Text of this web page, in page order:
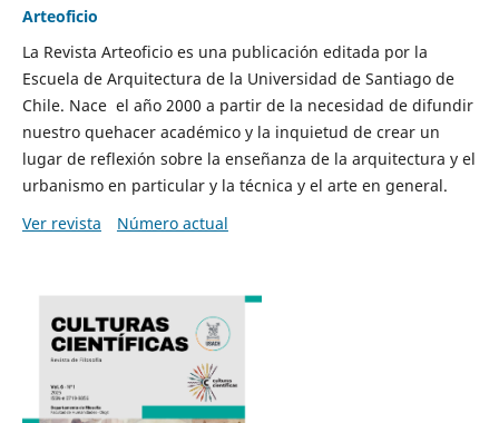
Arteoficio
La Revista Arteoficio es una publicación editada por la
Escuela de Arquitectura de la Universidad de Santiago de
Chile. Nace el año 2000 a partir de la necesidad de difundir
nuestro quehacer académico y la inquietud de crear un
lugar de reflexión sobre la enseñanza de la arquitectura y el
urbanismo en particular y la técnica y el arte en general.
Ver revista
Número actual